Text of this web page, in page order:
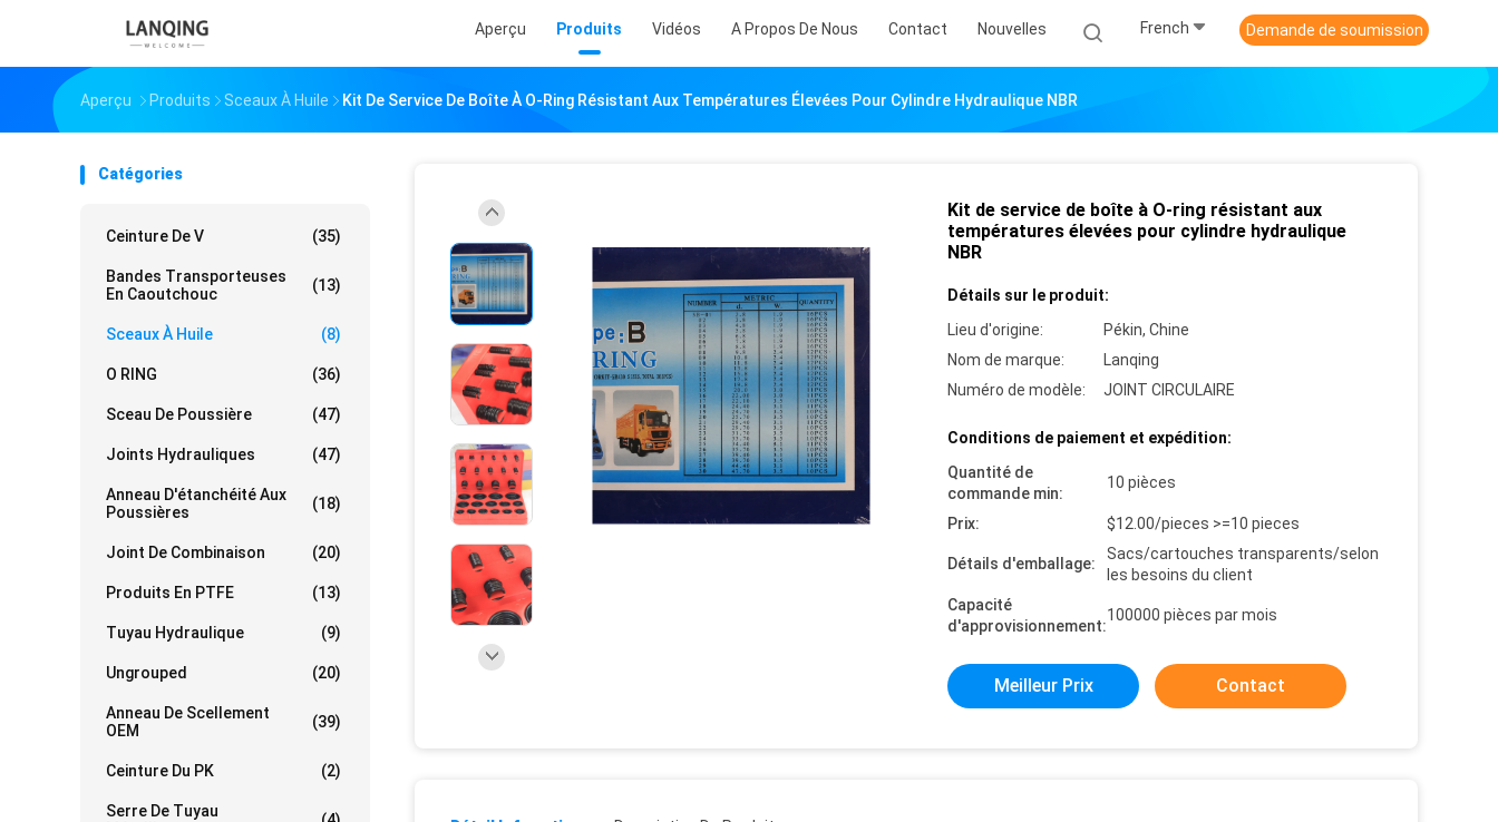
Aperçu Produits Vidéos A Propos De Nous Contact Nouvelles French Demande de soumission
Aperçu Produits Sceaux À Huile Kit De Service De Boîte À O-Ring Résistant Aux Températures Élevées Pour Cylindre Hydraulique NBR
Catégories
Ceinture De V (35)
Bandes Transporteuses
En Caoutchouc
(13)
Sceaux À Huile (8)
O RING (36)
Sceau De Poussière (47)
Joints Hydrauliques (47)
Anneau D'étanchéité Aux
Poussières
(18)
Joint De Combinaison (20)
Produits En PTFE (13)
Tuyau Hydraulique (9)
Ungrouped (20)
Anneau De Scellement
OEM
(39)
Ceinture Du PK (2)
Serre De Tuyau
Kit de service de boîte à O-ring résistant aux
températures élevées pour cylindre hydraulique
NBR
Détails sur le produit:
Lieu d'origine:
Pékin, Chine
Nom de marque:
Lanqing
Numéro de modèle:
JOINT CIRCULAIRE
Conditions de paiement et expédition:
Quantité de
commande min:
10 pièces
Prix: $12.00/pieces >=10 pieces
Détails d'emballage:
Sacs/cartouches transparents/selon
les besoins du client
Capacité
d'approvisionnement:
100000 pièces par mois
Meilleur Prix Contact